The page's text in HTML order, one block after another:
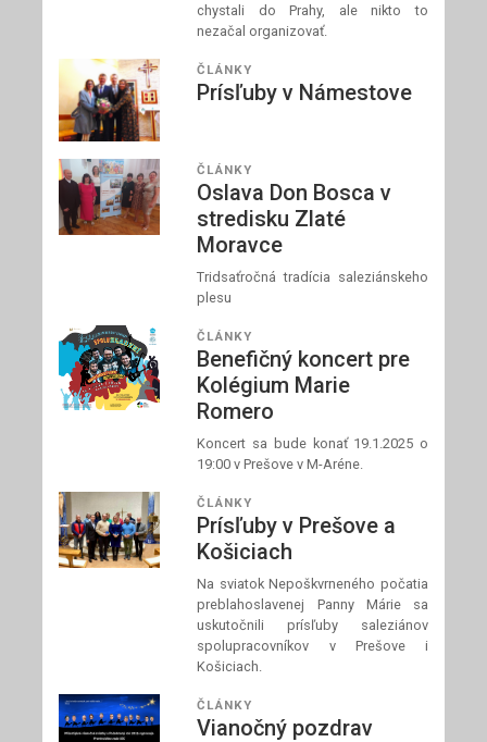
chystali do Prahy, ale nikto to
nezačal organizovať.
ČLÁNKY
Prísľuby v Námestove
ČLÁNKY
Oslava Don Bosca v
stredisku Zlaté
Moravce
Tridsaťročná tradícia saleziánskeho
plesu
ČLÁNKY
Benefičný koncert pre
Kolégium Marie
Romero
Koncert sa bude konať 19.1.2025 o
19:00 v Prešove v M-Aréne.
ČLÁNKY
Prísľuby v Prešove a
Košiciach
Na sviatok Nepoškvrneného počatia
preblahoslavenej Panny Márie sa
uskutočnili prísľuby saleziánov
spolupracovníkov v Prešove i
Košiciach.
ČLÁNKY
Vianočný pozdrav